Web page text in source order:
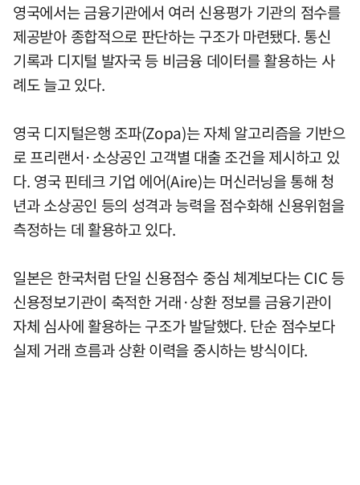
영국에서는 금융기관에서 여러 신용평가 기관의 점수를
제공받아 종합적으로 판단하는 구조가 마련됐다. 통신
기록과 디지털 발자국 등 비금융 데이터를 활용하는 사
례도 늘고 있다.
영국 디지털은행 조파(Zopa)는 자체 알고리즘을 기반으
로 프리랜서·소상공인 고객별 대출 조건을 제시하고 있
다. 영국 핀테크 기업 에어(Aire)는 머신러닝을 통해 청
년과 소상공인 등의 성격과 능력을 점수화해 신용위험을
측정하는 데 활용하고 있다.
일본은 한국처럼 단일 신용점수 중심 체계보다는 CIC 등
신용정보기관이 축적한 거래·상환 정보를 금융기관이
자체 심사에 활용하는 구조가 발달했다. 단순 점수보다
실제 거래 흐름과 상환 이력을 중시하는 방식이다.